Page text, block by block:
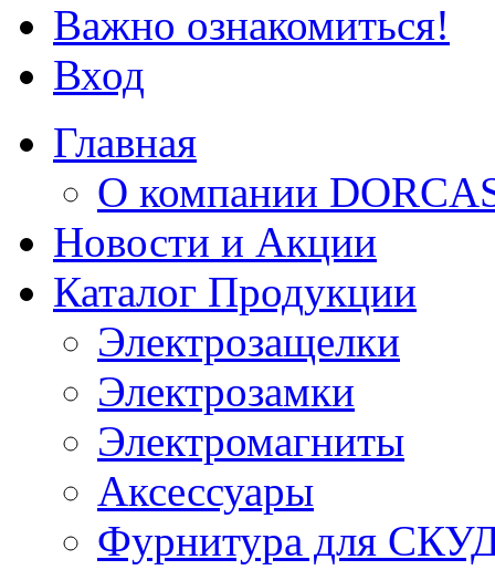
Важно ознакомиться!
Вход
Главная
О компании
Новости и Акции
Каталог Продукции
Электрозащелки
Электрозамки
Электромагниты
Аксессуары
Фурнитура для